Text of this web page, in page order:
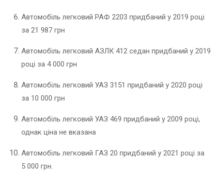
Автомобіль легковий РАФ 2203 придбаний у 2019 році
за 21 987 грн
Автомобіль легковий АЗЛК 412 седан придбаний у 2019
році за 4 000 грн
Автомобіль легковий УАЗ 3151 придбаний у 2020 році
за 10 000 грн
Автомобіль легковий УАЗ 469 придбаний у 2009 році,
однак ціна не вказана
Автомобіль легковий ГАЗ 20 придбаний у 2021 році за
5 000 грн.